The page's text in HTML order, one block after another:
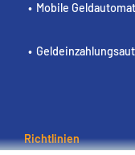
Mobile
Richtlinien